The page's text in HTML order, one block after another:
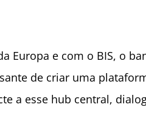
Europa e com o BIS, o
de criar uma
a esse hub central,